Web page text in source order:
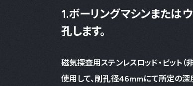
1.ボーリングマシンまたは
孔します。
磁気探査用ステンレスロッド・ビット
使用して、削孔径46mmにて所定の